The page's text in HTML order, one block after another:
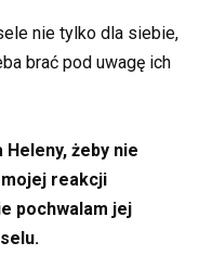
nie tylko dla siebie,
brać pod uwagę ich
żeby nie
reakcji
pochwalam jej